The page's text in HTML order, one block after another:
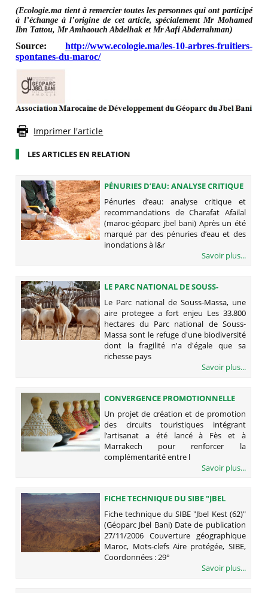
(Ecologie.ma tient à remercier toutes les personnes qui ont participé
à l’échange à l’origine de cet article, spécialement Mr Mohamed
Ibn Tattou, Mr Amhaouch Abdelhak et Mr Aafi Abderrahman)
Source: http://www.ecologie.ma/les-10-arbres-fruitiers-
spontanes-du-maroc/
Imprimer l'article
LES ARTICLES EN RELATION
PÉNURIES D’EAU: ANALYSE CRITIQUE
ET RECOMMANDATIONS DE
CHARAFAT AFAILAL (MAROC-
GÉOPARC JBEL BANI)
Pénuries d’eau: analyse critique et
recommandations de Charafat Afailal
(maroc-géoparc jbel bani) Après un été
marqué par des pénuries d’eau et des
inondations à l&r
Savoir plus...
LE PARC NATIONAL DE SOUSS-
MASSA, UNE AIRE PROTEGEE A FORT
ENJEU
Le Parc national de Souss-Massa, une
aire protegee a fort enjeu Les 33.800
hectares du Parc national de Souss-
Massa sont le refuge d'une biodiversité
dont la fragilité n'a d'égale que sa
richesse pays
Savoir plus...
CONVERGENCE PROMOTIONNELLE
ENTRE LE TOURISME ET L’ARTISANAT
Un projet de création et de promotion
des circuits touristiques intégrant
l’artisanat a été lancé à Fès et à
Marrakech pour renforcer la
complémentarité entre l
Savoir plus...
FICHE TECHNIQUE DU SIBE "JBEL
KEST (62)" (GÉOPARC JBEL BANI)
Fiche technique du SIBE "Jbel Kest (62)"
(Géoparc Jbel Bani) Date de publication
27/11/2006 Couverture géographique
Maroc, Mots-clefs Aire protégée, SIBE,
Coordonnées : 29°
Savoir plus...